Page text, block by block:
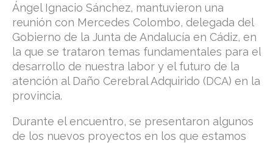
Ángel Ignacio Sánchez, mantuvieron una
reunión con Mercedes Colombo, delegada del
Gobierno de la Junta de Andalucía en Cádiz, en
la que se trataron temas fundamentales para el
desarrollo de nuestra labor y el futuro de la
atención al Daño Cerebral Adquirido (DCA) en la
provincia.
Durante el encuentro, se presentaron algunos
de los nuevos proyectos en los que estamos